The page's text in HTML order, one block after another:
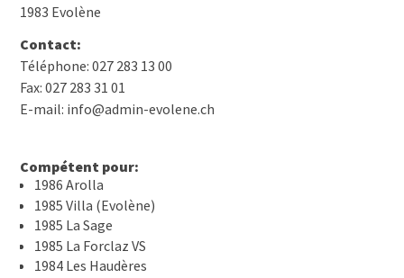
1983 Evolène
Contact:
Téléphone: 027 283 13 00
Fax: 027 283 31 01
E-mail: info@admin-evolene.ch
Compétent pour:
1986 Arolla
1985 Villa (Evolène)
1985 La Sage
1985 La Forclaz VS
1984 Les Haudères